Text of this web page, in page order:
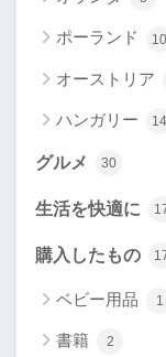
ポーランド 10
オーストリア
ハンガリー 14
グルメ 30
生活を快適に
購入したもの
ベビー用品 1
書籍 2